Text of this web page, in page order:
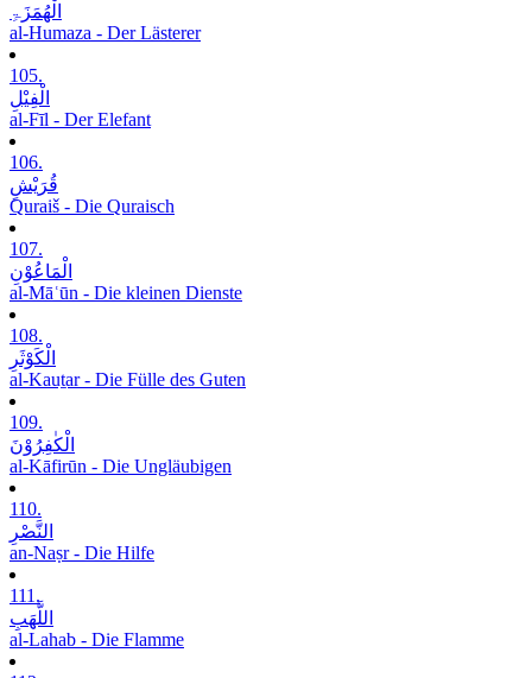
الْھُمَزَۃِ
al-Humaza - Der Lästerer
105.
الْفِیْلِ
al-Fīl - Der Elefant
106.
قُرَیْشٍ
Quraiš - Die Quraisch
107.
الْمَاعُوْنِ
al-Māʿūn - Die kleinen Dienste
108.
الْکَوْثَرِ
al-Kauṯar - Die Fülle des Guten
109.
الْکٰفِرُوْنَ
al-Kāfirūn - Die Ungläubigen
110.
النَّصْرِ
an-Naṣr - Die Hilfe
111.
اللَّھَبِ
al-Lahab - Die Flamme